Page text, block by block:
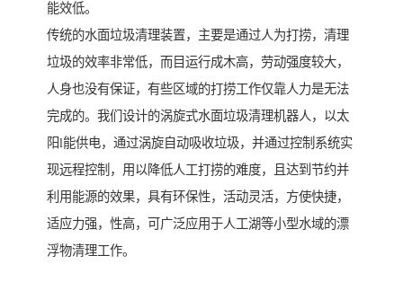
能效低。
传统的水面垃圾清理装置，主要是通过人为打捞，清理
垃圾的效率非常低，而目运行成木高，劳动强度较大，
人身也没有保证，有些区域的打捞工作仅靠人力是无法
完成的。我们设计的涡旋式水面垃圾清理机器人，以太
阳l能供电，通过涡旋自动吸收垃圾，并通过控制系统实
现远程控制，用以降低人工打捞的难度，且达到节约并
利用能源的效果，具有环保性，活动灵活，方使快捷，
适应力强，性高，可广泛应用于人工湖等小型水域的漂
浮物清理工作。